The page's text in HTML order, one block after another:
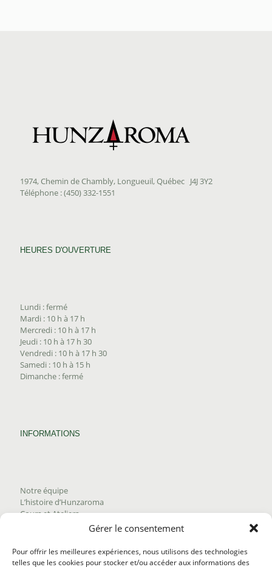
Gérer le consentement
Pour offrir les meilleures expériences, nous utilisons des technologies
telles que les cookies pour stocker et/ou accéder aux informations des
1974, Chemin de Chambly, Longueuil, Québec J4J 3Y2
Téléphone : (450) 332-1551
HEURES D'OUVERTURE
Lundi : fermé
Mardi : 10 h à 17 h
Mercredi : 10 h à 17 h
Jeudi : 10 h à 17 h 30
Vendredi : 10 h à 17 h 30
Samedi : 10 h à 15 h
Dimanche : fermé
INFORMATIONS
Notre équipe
L’histoire d’Hunzaroma
Cours et Ateliers
Trouver nos produits
Politique de frais d'envoi